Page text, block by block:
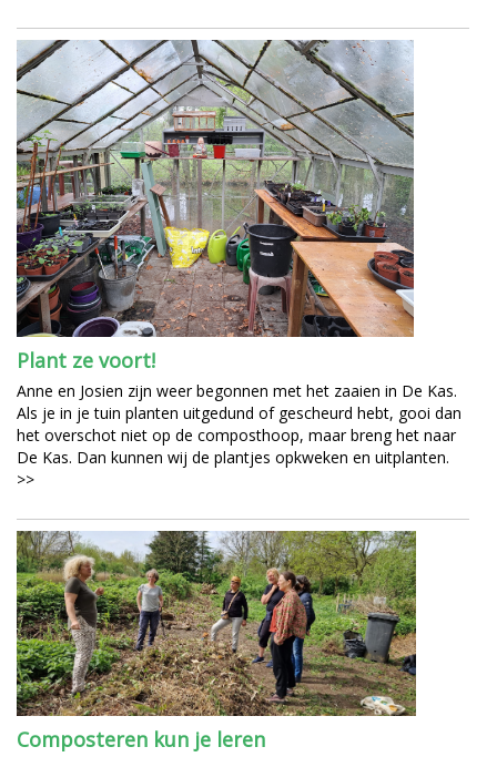
Plant ze voort!
Anne en Josien zijn weer begonnen met het zaaien in De Kas.
Als je in je tuin planten uitgedund of gescheurd hebt, gooi dan
het overschot niet op de composthoop, maar breng het naar
De Kas. Dan kunnen wij de plantjes opkweken en uitplanten.
>>
Composteren kun je leren